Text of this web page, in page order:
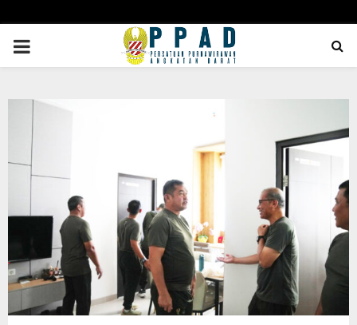
PRIMARY